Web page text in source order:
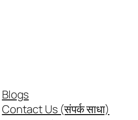
Blogs
Contact Us (संपर्क साधा)